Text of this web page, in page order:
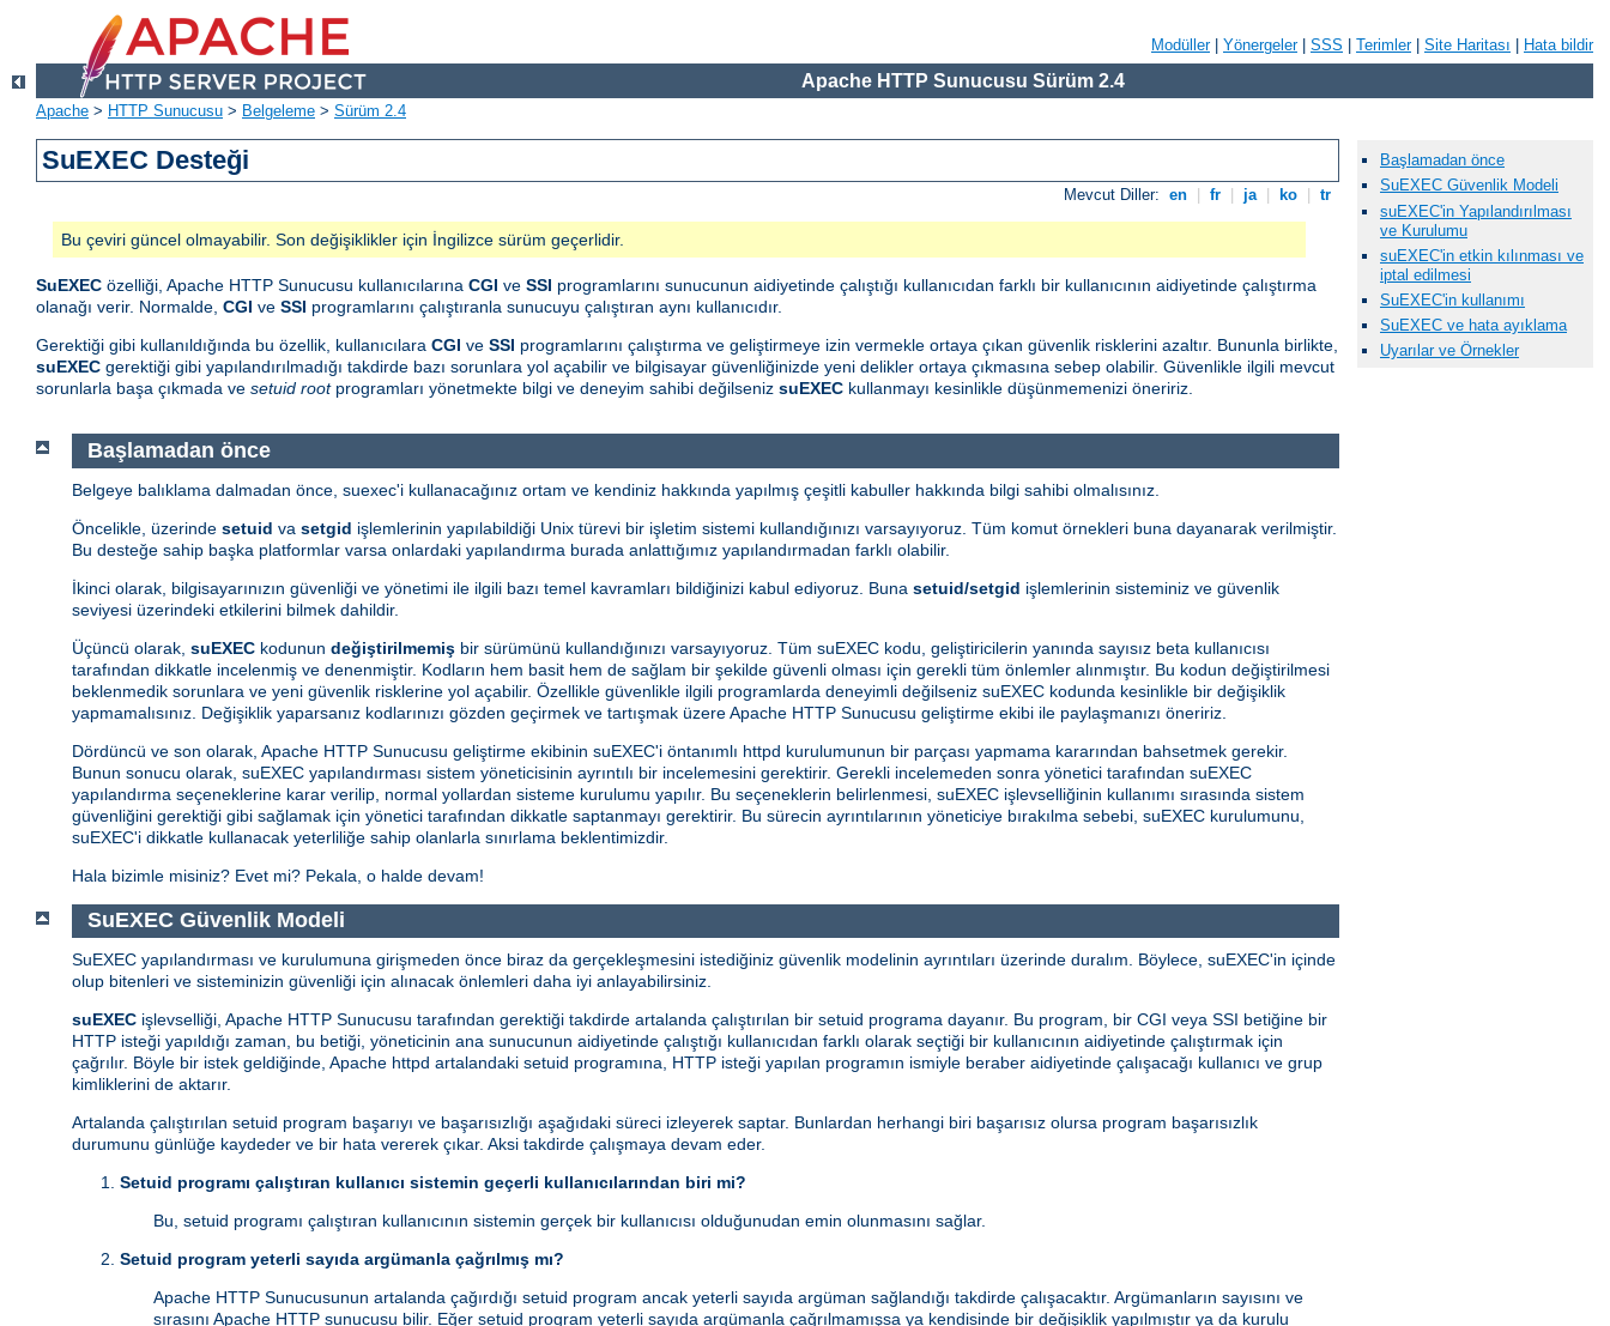
Modüller| Yönergeler| SSS Terimler| Site Haritası Hata bildir
Apache HTTP Sunucusu Sürüm 2.4
Apache > HTTP Sunucusu > Belgeleme > Sürüm 2.4
SuEXEC Desteği
Mevcut Diller: en fr ja ko tr
Bu çeviri güncel olmayabilir. Son değişiklikler için İngilizce sürüm geçerlidir.
SuEXEC özelliği, Apache HTTP Sunucusu kullanıcılarına CGI ve SSI programlarını sunucunun aidiyetinde çalıştığı kullanıcıdan farklı bir kullanıcının aidiyetinde çalıştırma
olanağı verir. Normalde, CGI ve SSI programlarını çalıştıranla sunucuyu çalıştıran aynı kullanıcıdır.
Gerektiği gibi kullanıldığında bu özellik, kullanıcılara CGI ve SSI programlarını çalıştırma ve geliştirmeye izin vermekle ortaya çıkan güvenlik risklerini azaltır. Bununla birlikte,
suEXEC gerektiği gibi yapılandırılmadığı takdirde bazı sorunlara yol açabilir ve bilgisayar güvenliğinizde yeni delikler ortaya çıkmasına sebep olabilir. Güvenlikle ilgili mevcut
sorunlarla başa çıkmada ve setuid rootprogramları yönetmekte bilgi ve deneyim sahibi değilseniz suEXEC kullanmayı kesinlikle düşünmemenizi öneririz.
Başlamadan önce
Belgeye balıklama dalmadan önce, suexec'i kullanacağınız ortam ve kendiniz hakkında yapılmış çeşitli kabuller hakkında bilgi sahibi olmalısınız.
Öncelikle, üzerinde setuid va setgid işlemlerinin yapılabildiği Unix türevi bir işletim sistemi kullandığınızı varsayıyoruz. Tüm komut örnekleri buna dayanarak verilmiştir.
Bu desteğe sahip başka platformlar varsa onlardaki yapılandırma burada anlattığımız yapılandırmadan farklı olabilir.
İkinci olarak, bilgisayarınızın güvenliği ve yönetimi ile ilgili bazı temel kavramları bildiğinizi kabul ediyoruz. Buna setuid/setgid işlemlerinin sisteminiz ve güvenlik
seviyesi üzerindeki etkilerini bilmek dahildir.
Üçüncü olarak, suEXEC kodunun değiştirilmemiş bir sürümünü kullandığınızı varsayıyoruz. Tüm suEXEC kodu, geliştiricilerin yanında sayısız beta kullanıcısı
tarafından dikkatle incelenmiş ve denenmiştir. Kodların hem basit hem de sağlam bir şekilde güvenli olması için gerekli tüm önlemler alınmıştır. Bu kodun değiştirilmesi
beklenmedik sorunlara ve yeni güvenlik risklerine yol açabilir. Özellikle güvenlikle ilgili programlarda deneyimli değilseniz suEXEC kodunda kesinlikle bir değişiklik
yapmamalısınız. Değişiklik yaparsanız kodlarınızı gözden geçirmek ve tartışmak üzere Apache HTTP Sunucusu geliştirme ekibi ile paylaşmanızı öneririz.
Dördüncü ve son olarak, Apache HTTP Sunucusu geliştirme ekibinin suEXEC'i öntanımlı httpd kurulumunun bir parçası yapmama kararından bahsetmek gerekir.
Bunun sonucu olarak, suEXEC yapılandırması sistem yöneticisinin ayrıntılı bir incelemesini gerektirir. Gerekli incelemeden sonra yönetici tarafından suEXEC
yapılandırma seçeneklerine karar verilip, normal yollardan sisteme kurulumu yapılır. Bu seçeneklerin belirlenmesi, suEXEC işlevselliğinin kullanımı sırasında sistem
güvenliğini gerektiği gibi sağlamak için yönetici tarafından dikkatle saptanmayı gerektirir. Bu sürecin ayrıntılarının yöneticiye bırakılma sebebi, suEXEC kurulumunu,
suEXEC'i dikkatle kullanacak yeterliliğe sahip olanlarla sınırlama beklentimizdir.
Hala bizimle misiniz? Evet mi? Pekala, o halde devam!
SuEXEC Güvenlik Modeli
SuEXEC yapılandırması ve kurulumuna girişmeden önce biraz da gerçekleşmesini istediğiniz güvenlik modelinin ayrıntıları üzerinde duralım. Böylece, suEXEC'in içinde
olup bitenleri ve sisteminizin güvenliği için alınacak önlemleri daha iyi anlayabilirsiniz.
suEXEC işlevselliği, Apache HTTP Sunucusu tarafından gerektiği takdirde artalanda çalıştırılan bir setuid programa dayanır. Bu program, bir CGI veya SSI betiğine bir
HTTP isteği yapıldığı zaman, bu betiği, yöneticinin ana sunucunun aidiyetinde çalıştığı kullanıcıdan farklı olarak seçtiği bir kullanıcının aidiyetinde çalıştırmak için
çağrılır. Böyle bir istek geldiğinde, Apache httpd artalandaki setuid programına, HTTP isteği yapılan programın ismiyle beraber aidiyetinde çalışacağı kullanıcı ve grup
kimliklerini de aktarır.
Artalanda çalıştırılan setuid program başarıyı ve başarısızlığı aşağıdaki süreci izleyerek saptar. Bunlardan herhangi biri başarısız olursa program başarısızlık
durumunu günlüğe kaydeder ve bir hata vererek çıkar. Aksi takdirde çalışmaya devam eder.
Setuid programı çalıştıran kullanıcı sistemin geçerli kullanıcılarından biri mi?
Bu, setuid programı çalıştıran kullanıcının sistemin gerçek bir kullanıcısı olduğunudan emin olunmasını sağlar.
Setuid program yeterli sayıda argümanla çağrılmış mı?
Apache HTTP Sunucusunun artalanda çağırdığı setuid program ancak yeterli sayıda argüman sağlandığı takdirde çalışacaktır. Argümanların sayısını ve
sırasını Apache HTTP sunucusu bilir. Eğer setuid program yeterli sayıda argümanla çağrılmamışsa ya kendisinde bir değişiklik yapılmıştır ya da kurulu
Başlamadan önce
SuEXEC Güvenlik Modeli
suEXEC'in Yapılandırılması
ve Kurulumu
suEXEC'in etkin kılınması ve
iptal edilmesi
SuEXEC'in kullanımı
SuEXEC ve hata ayıklama
Uyarılar ve Örnekler